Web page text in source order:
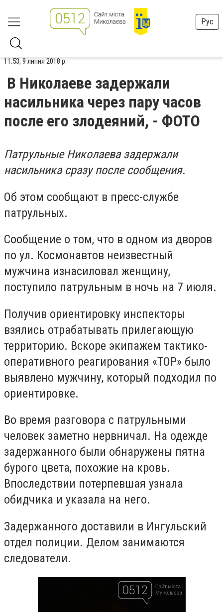
Рус
11:53, 9 липня 2018 р.
В Николаеве задержали
насильника через пару часов
после его злодеяний, - ФОТО
Патрульные Николаева задержали
насильника сразу после сообщения.
Об этом сообщают в пресс-службе
патрульных.
Сообщение о том, что в одном из дворов
по ул. Космонавтов неизвестный
мужчина изнасиловал женщину,
поступило патрульным в ночь на 7 июля.
Получив ориентировку инспекторы
взялись отрабатывать прилегающую
территорию. Вскоре экипажем тактико-
оперативного реагирования «ТОР» было
выявлено мужчину, который подходил по
ориентировке.
Во время разговора с патрульными
человек заметно нервничал. На одежде
задержанного были обнаружены пятна
бурого цвета, похожие на кровь.
Впоследствии потерпевшая узнала
обидчика и указала на него.
Задержанного доставили в Ингульский
отдел полиции. Делом занимаются
следователи.